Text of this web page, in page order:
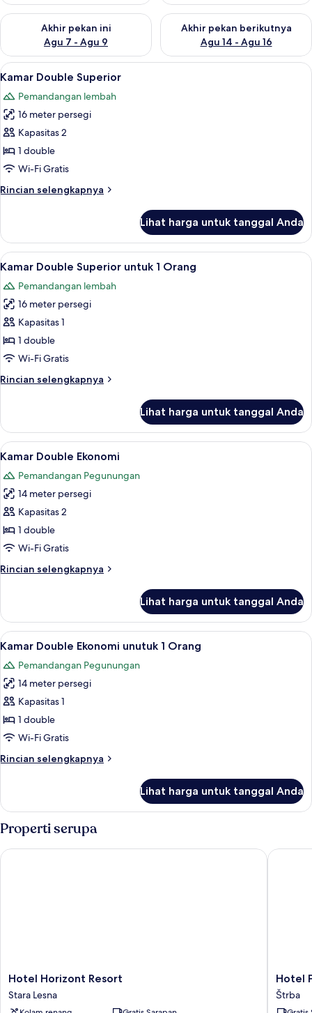
Akhir pekan ini
Agu 7 - Agu 9
Periksa ketersediaan untuk akhir pekan ini Agu 7 - Agu 9
Akhir pekan berikutnya
Agu 14 - Agu 16
Periksa ketersediaan untuk
Lihat
semua
foto
untuk
Kamar
Double
Superior
Seprai antialergi, minibar, brankas,
6
Kamar Double Superior
Pemandangan lembah
16 meter persegi
Kapasitas 2
1 double
Wi-Fi Gratis
Rincian selengkapnya
Rincian
Kamar
Double
Superior
Lihat harga untuk tanggal Anda
Lihat
semua
foto
untuk
Kamar
Double
Superior
1
Seprai antialergi, minibar, brankas,
6
Kamar Double Superior untuk 1 Orang
Pemandangan lembah
16 meter persegi
Kapasitas 1
1 double
Wi-Fi Gratis
Rincian selengkapnya
Rincian
Kamar
Double
Superior
Orang
Lihat harga untuk tanggal Anda
Lihat
semua
foto
untuk
Kamar
Double
Ekonomi
Seprai antialergi, minibar, brankas,
4
Kamar Double Ekonomi
Pemandangan Pegunungan
14 meter persegi
Kapasitas 2
1 double
Wi-Fi Gratis
Rincian selengkapnya
Rincian
Kamar
Double
Ekonomi
Lihat harga untuk tanggal Anda
Lihat
semua
foto
untuk
Kamar
Double
Ekonomi
1
Seprai antialergi, minibar, brankas,
4
Kamar Double Ekonomi unutuk 1 Orang
Pemandangan Pegunungan
14 meter persegi
Kapasitas 1
1 double
Wi-Fi Gratis
Rincian selengkapnya
Rincian
Kamar
Ekonomi
1
Lihat harga untuk tanggal Anda
Properti serupa
Hotel
Horizont
Resort
Hotel Horizont Resort
Stara Lesna
Hotel Horizont Resort
Hotel
Štrba
Hotel
Štrba
Hotel